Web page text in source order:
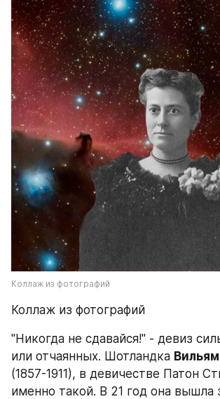
Коллаж из фотографий
Коллаж из фотографий
"Никогда не сдавайся!" - девиз
или отчаянных. Шотландка
(1857-1911), в девичестве Патон
именно такой. В 21 год она вышла